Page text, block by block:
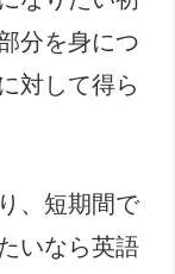
分を身につ
対して得ら
、短期間で
いなら英語